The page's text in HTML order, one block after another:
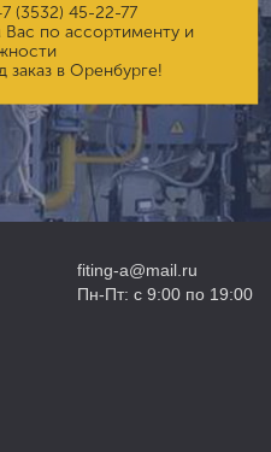
(3532) 45-22-77
по ассортименту и
заказ в Оренбурге!
fiting-a@mail.ru
Пн-Пт: с 9:00 по 19:00